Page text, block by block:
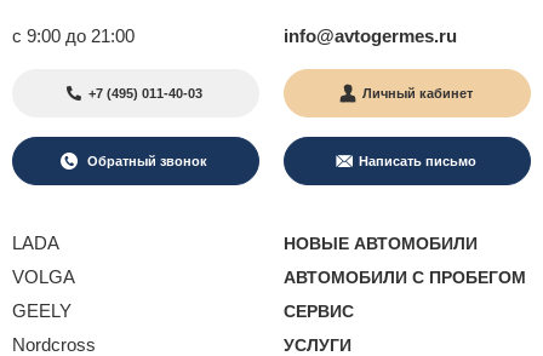
с 9:00 до 21:00 info@avtogermes.ru
+7 (495) 011-40-03 Личный кабинет
Обратный звонок Написать письмо
LADA
VOLGA
GEELY
Nordcross
НОВЫЕ АВТОМОБИЛИ
АВТОМОБИЛИ С ПРОБЕГОМ
СЕРВИС
УСЛУГИ